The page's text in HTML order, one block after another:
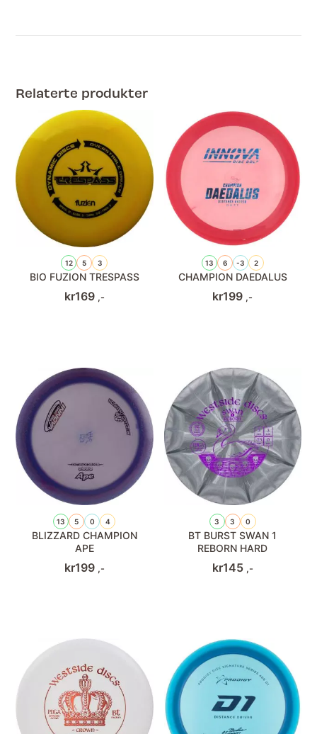
Relaterte produkter
12 5 3
BIO FUZION TRESPASS
kr169 ,-
13 6 -3 2
CHAMPION DAEDALUS
kr199 ,-
13 5 0 4
BLIZZARD CHAMPION
APE
kr199 ,-
3 3 0
BT BURST SWAN 1
REBORN HARD
kr145 ,-